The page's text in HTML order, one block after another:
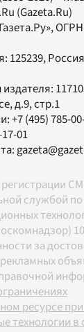
(Gazeta.Ru)
,
125239,
д.9, стр.1
+7 (495) 785-
01
регистрации
службой
за
ресурсе
технологии в